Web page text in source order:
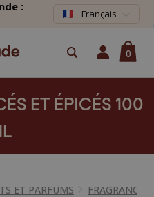
:
Français
0
ET ÉPICÉS 100
ET PARFUMS FRAGRANCES